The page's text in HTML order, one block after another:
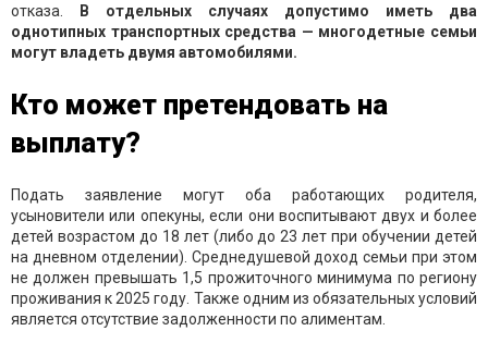
отказа.
В отдельных случаях допустимо иметь два
однотипных транспортных средства — многодетные семьи
могут владеть двумя автомобилями.
Кто может претендовать на
выплату?
Подать заявление могут оба работающих родителя,
усыновители или опекуны, если они воспитывают двух и более
детей возрастом до 18 лет (либо до 23 лет при обучении детей
на дневном отделении). Среднедушевой доход семьи при этом
не должен превышать 1,5 прожиточного минимума по региону
проживания к 2025 году. Также одним из обязательных условий
является отсутствие задолженности по алиментам.